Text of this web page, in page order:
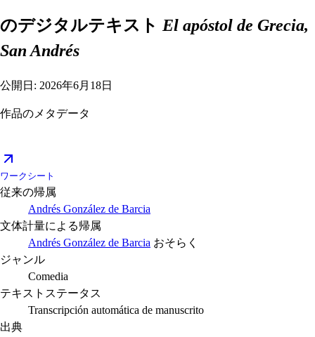
のデジタルテキスト El apóstol de Grecia,
San Andrés
公開日: 2026年6月18日
作品のメタデータ
ワークシート
従来の帰属
Andrés González de Barcia
文体計量による帰属
Andrés González de Barcia おそらく
ジャンル
Comedia
テキストステータス
Transcripción automática de manuscrito
出典